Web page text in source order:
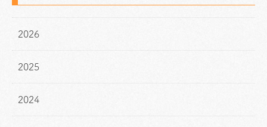
2026
2025
2024